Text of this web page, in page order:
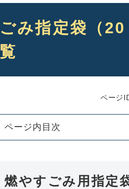
ごみ指定袋（
覧
ページ
ページ内目次
燃やすごみ用指定